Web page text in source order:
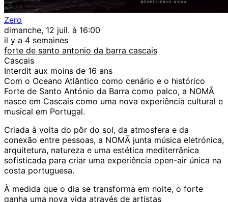
Zero
dimanche, 12 juil. à 16:00
il y a 4 semaines
forte de santo antonio da barra cascais
Cascais
Interdit aux moins de 16 ans
Com o Oceano Atlântico como cenário e o histórico
Forte de Santo António da Barra como palco, a NOMĀ
nasce em Cascais como uma nova experiência cultural e
musical em Portugal.
Criada à volta do pôr do sol, da atmosfera e da
conexão entre pessoas, a NOMĀ junta música eletrónica,
arquitetura, natureza e uma estética mediterrânica
sofisticada para criar uma experiência open-air única na
costa portuguesa.
À medida que o dia se transforma em noite, o forte
ganha uma nova vida através de artistas